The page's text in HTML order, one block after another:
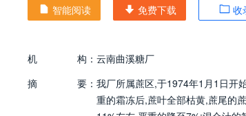
智能阅读 免费下载 收
机 构： 云南曲溪糖厂
摘
要： 我厂所属蔗区,于1974年1月1日开
重的霜冻后,蔗叶全部枯黄,蔗尾的